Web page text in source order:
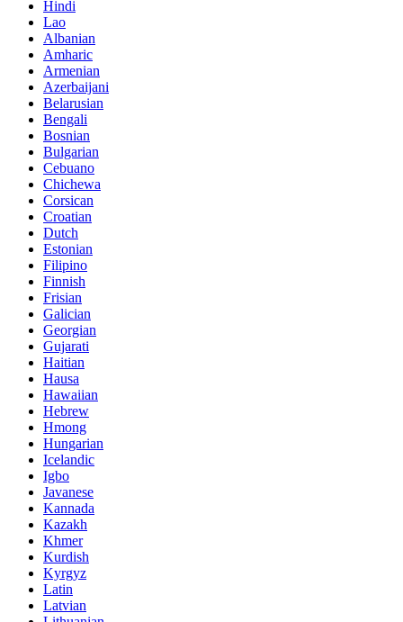
Hindi
Lao
Albanian
Amharic
Armenian
Azerbaijani
Belarusian
Bengali
Bosnian
Bulgarian
Cebuano
Chichewa
Corsican
Croatian
Dutch
Estonian
Filipino
Finnish
Frisian
Galician
Georgian
Gujarati
Haitian
Hausa
Hawaiian
Hebrew
Hmong
Hungarian
Icelandic
Igbo
Javanese
Kannada
Kazakh
Khmer
Kurdish
Kyrgyz
Latin
Latvian